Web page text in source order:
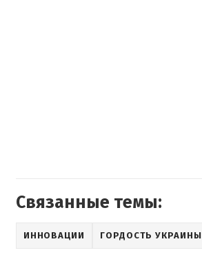
Связанные темы:
ИННОВАЦИИ ГОРДОСТЬ УКРАИНЫ